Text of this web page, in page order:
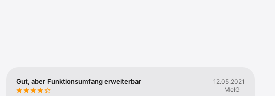
Miele Service App
Schutz Ihrer Daten hat
Gut, aber Funktionsumfang erweiterbar
12.05.2021
MelG__